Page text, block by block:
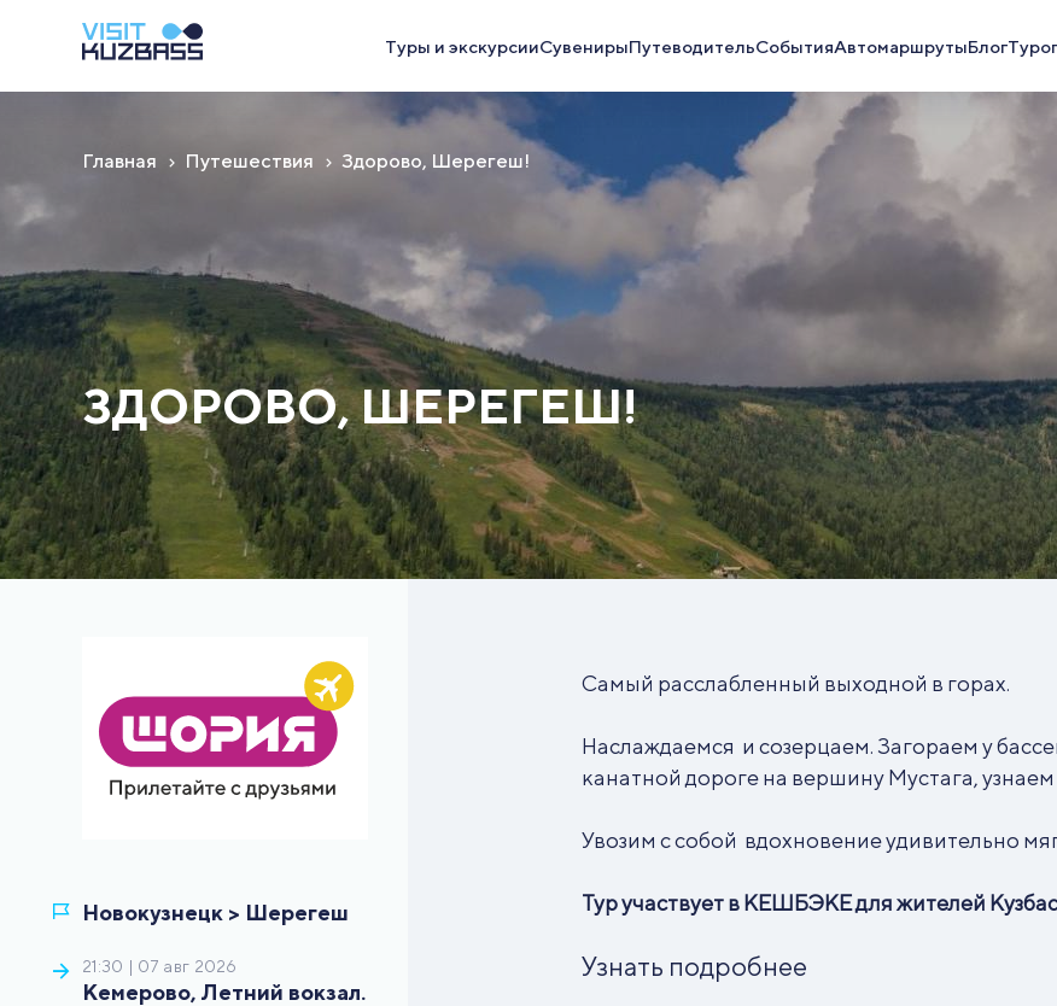
Туры и экскурсииСувенирыПутеводительСобытияАвтомаршрутыБлог
Главная Путешествия Здорово, Шерегеш!
ЗДОРОВО, ШЕРЕГЕШ!
21:30 | 07 авг 2026
Кемерово, Летний вокзал.
Самый расслабленный выходной в горах.
Наслаждаемся и созерцаем. Загораем у
канатной дороге на вершину Мустага,
Увозим с собой вдохновение удивительно
Тур участвует в КЕШБЭКЕ для жителей
Узнать подробнее